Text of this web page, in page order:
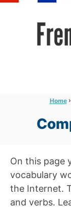
Home ›
On this page
vocabulary
the Internet.
and verbs.